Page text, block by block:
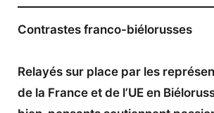
Contrastes franco-biélorusses
Relayés sur place par les
de la France et de l’UE en